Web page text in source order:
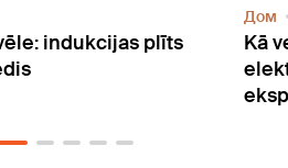
samazināt
patēriņu? Atklāj
Дом
Kā